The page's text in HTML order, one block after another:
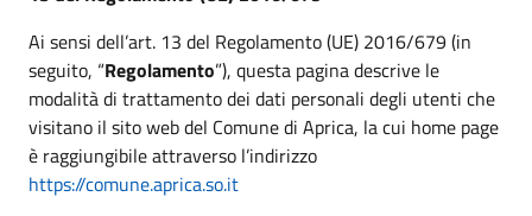
Ai sensi dell’art. 13 del Regolamento (UE) 2016/679 (in
seguito, “Regolamento”), questa pagina descrive le
modalità di trattamento dei dati personali degli utenti che
visitano il sito web del Comune di Aprica, la cui home page
è raggiungibile attraverso l’indirizzo
https://comune.aprica.so.it